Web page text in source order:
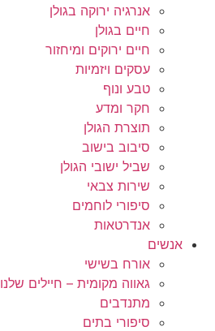
אנרגיה ירוקה בגולן
חיים בגולן
חיים ירוקים ומיחזור
עסקים ויזמיות
טבע ונוף
חקר ומדע
תוצרת הגולן
סיבוב בישוב
שביל ישובי הגולן
שירות צבאי
סיפורי לוחמים
אנדרטאות
אנשים
אורח בשישי
גאווה מקומית – חיילים שלנו
מתנדבים
סיפורי בתים